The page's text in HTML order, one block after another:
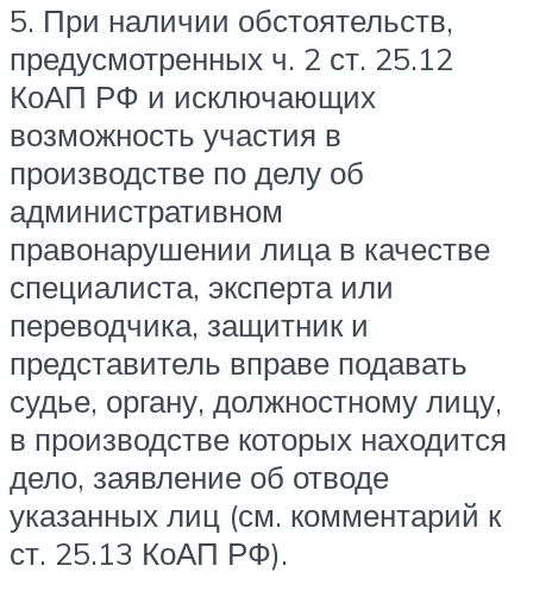
5. При наличии обстоятельств,
предусмотренных ч. 2 ст. 25.12
КоАП РФ и исключающих
возможность участия в
производстве по делу об
административном
правонарушении лица в качестве
специалиста, эксперта или
переводчика, защитник и
представитель вправе подавать
судье, органу, должностному лицу,
в производстве которых находится
дело, заявление об отводе
указанных лиц (см. комментарий к
ст. 25.13 КоАП РФ).